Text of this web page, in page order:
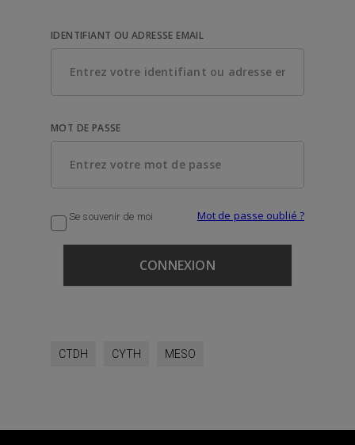
IDENTIFIANT OU ADRESSE EMAIL
MOT DE PASSE
Se souvenir de moi Mot de passe oublié ?
CTDH CYTH MESO